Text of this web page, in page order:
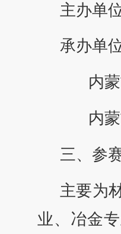
主办单
承办单
内蒙
内蒙
三、参
主要为
业、冶金